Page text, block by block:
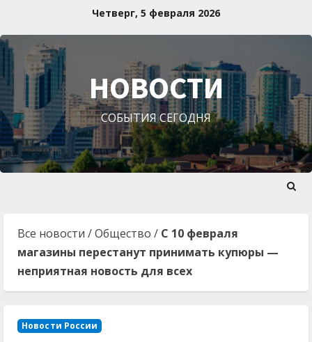
содержимому
Четверг, 5 февраля 2026
НОВОСТИ
СОБЫТИЯ СЕГОДНЯ
Все новости /Общество / С 10 февраля
магазины перестанут принимать купюры —
неприятная новость для всех
Новости России